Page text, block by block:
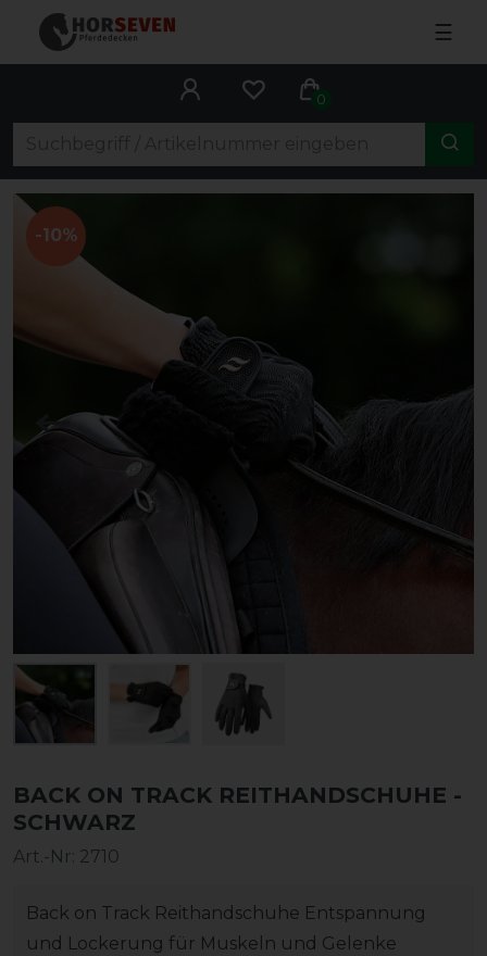
☰
0
-10%
BACK ON TRACK REITHANDSCHUHE -
SCHWARZ
Art.-Nr: 2710
Back on Track Reithandschuhe Entspannung
und Lockerung für Muskeln und Gelenke